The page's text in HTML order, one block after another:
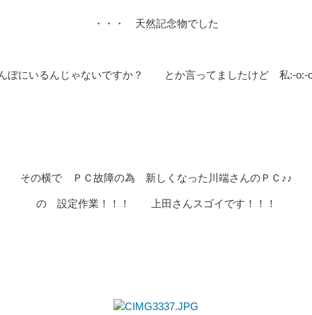
・・・ 天然記念物でした
ぼにいるんじゃないですか？ とか言ってましたけど 私:-o:-
その横で ＰＣ故障の為 新しくなった川端さんのＰＣ♪♪
の 設定作業！！！ 上田さんスゴイです！！！